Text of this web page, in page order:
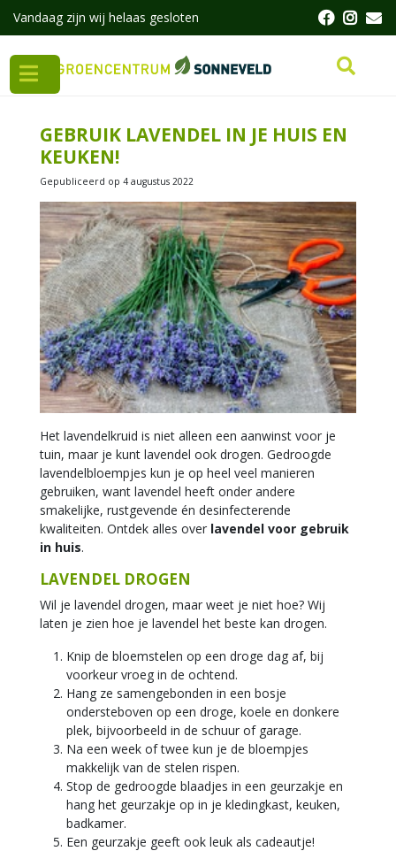
Vandaag zijn wij helaas gesloten
GEBRUIK LAVENDEL IN JE HUIS EN
KEUKEN!
Gepubliceerd op 4 augustus 2022
Het lavendelkruid is niet alleen een aanwinst voor je
tuin, maar je kunt lavendel ook drogen. Gedroogde
lavendelbloempjes kun je op heel veel manieren
gebruiken, want lavendel heeft onder andere
smakelijke, rustgevende én desinfecterende
kwaliteiten. Ontdek alles over lavendel voor gebruik
in huis.
LAVENDEL DROGEN
Wil je lavendel drogen, maar weet je niet hoe? Wij
laten je zien hoe je lavendel het beste kan drogen.
Knip de bloemstelen op een droge dag af, bij
voorkeur vroeg in de ochtend.
Hang ze samengebonden in een bosje
ondersteboven op een droge, koele en donkere
plek, bijvoorbeeld in de schuur of garage.
Na een week of twee kun je de bloempjes
makkelijk van de stelen rispen.
Stop de gedroogde blaadjes in een geurzakje en
hang het geurzakje op in je kledingkast, keuken,
badkamer.
Een geurzakje geeft ook leuk als cadeautje!